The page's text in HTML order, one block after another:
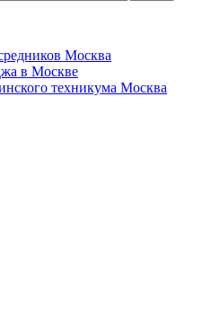
Москва
в Москве
техникума Москва